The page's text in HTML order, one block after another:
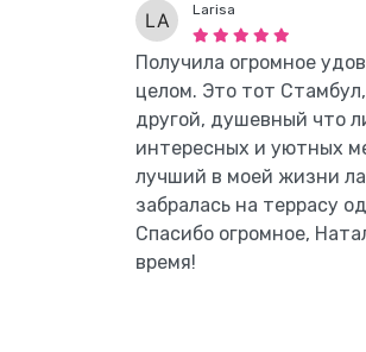
Larisa
Получила огромное
целом. Это тот
другой, душевный что
интересных и уютных
лучший в моей жизни
забралась на террасу
Спасибо огромное,
время!